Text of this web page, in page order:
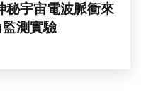
秘宇宙電波脈衝來
測實驗